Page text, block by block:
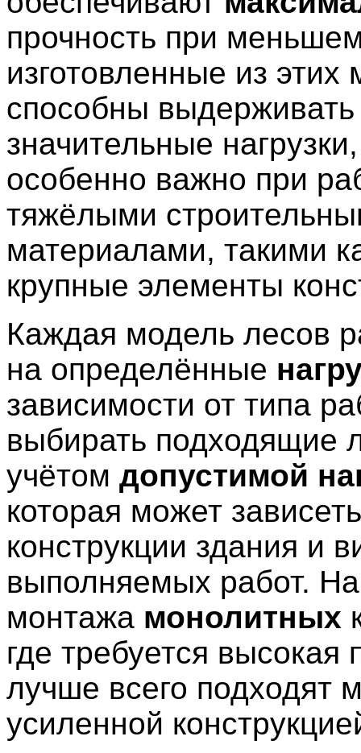
прочность при
изготовленные из этих
способны выдерживать
значительные
особенно важно при
тяжёлыми
материалами, такими
крупные элементы
Каждая модель лесов
на определённые
зависимости от типа
выбирать подходящие
учётом допустимой
которая может
конструкции здания и
выполняемых работ.
монтажа монолитных
где требуется высокая
лучше всего подходят
усиленной